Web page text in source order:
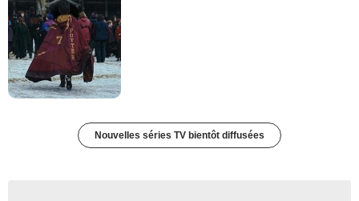
Nouvelles séries TV bientôt diffusées